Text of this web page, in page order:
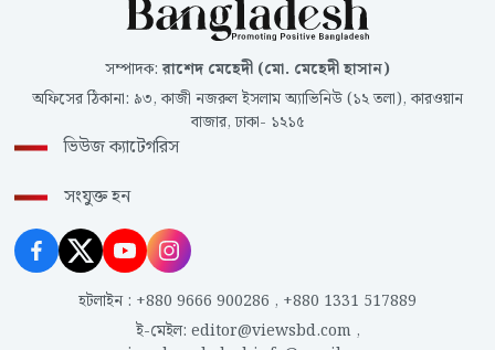
সম্পাদক:রাশেদ মেহেদী (মো. মেহেদী হাসান)
অফিসের ঠিকানা: ৯৩, কাজী নজরুল ইসলাম অ্যাভিনিউ (১২ তলা), কারওয়ান
বাজার, ঢাকা- ১২১৫
ভিউজ ক্যাটেগরিস
সংযুক্ত হন
হটলাইন : +880 9666 900286 , +880 1331 517889
ই-মেইল: editor@viewsbd.com,